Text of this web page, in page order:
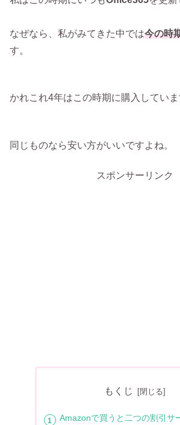
なぜなら、私がみてきた中では今の時
す。
かれこれ4年はこの時期に購入していま
同じものなら安い方がいいですよね。
スポンサーリンク
もくじ
Amazonで買うと二つの割引サ